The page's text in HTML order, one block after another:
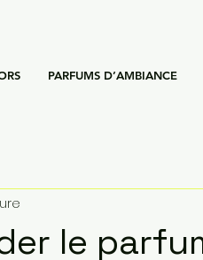
PARFUMS D’AMBIANCE
le